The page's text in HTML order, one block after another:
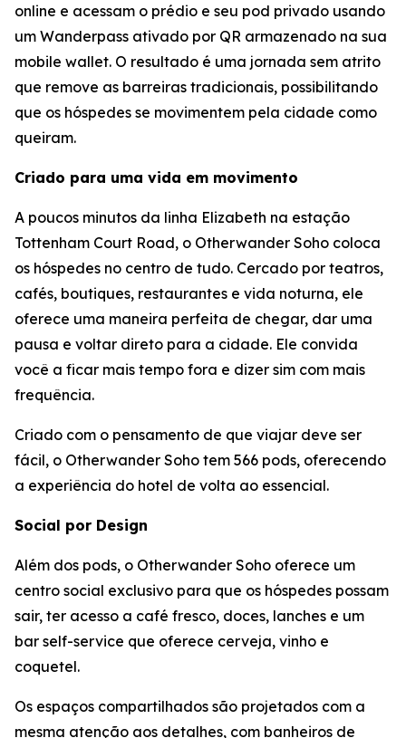
online e acessam o prédio e seu pod privado usando
um Wanderpass ativado por QR armazenado na sua
mobile wallet. O resultado é uma jornada sem atrito
que remove as barreiras tradicionais, possibilitando
que os hóspedes se movimentem pela cidade como
queiram.
Criado para uma vida em movimento
A poucos minutos da linha Elizabeth na estação
Tottenham Court Road, o Otherwander Soho coloca
os hóspedes no centro de tudo. Cercado por teatros,
cafés, boutiques, restaurantes e vida noturna, ele
oferece uma maneira perfeita de chegar, dar uma
pausa e voltar direto para a cidade. Ele convida
você a ficar mais tempo fora e dizer sim com mais
frequência.
Criado com o pensamento de que viajar deve ser
fácil, o Otherwander Soho tem 566 pods, oferecendo
a experiência do hotel de volta ao essencial.
Social por Design
Além dos pods, o Otherwander Soho oferece um
centro social exclusivo para que os hóspedes possam
sair, ter acesso a café fresco, doces, lanches e um
bar self-service que oferece cerveja, vinho e
coquetel.
Os espaços compartilhados são projetados com a
mesma atenção aos detalhes, com banheiros de